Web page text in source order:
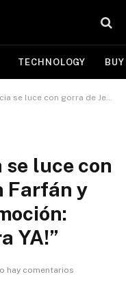
TECHNOLOGY
Farfán y hasta le hace promoción: “¡Hagan su compra YA!”
luce con
Farfán y
YA!”
hay comentarios